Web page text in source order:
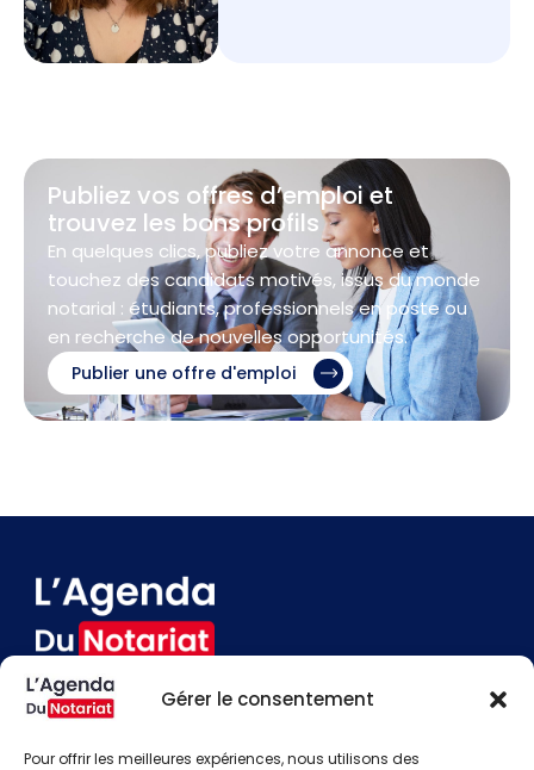
Gérer le consentement
Pour offrir les meilleures expériences, nous utilisons des
Publiez vos offres d’emploi et
trouvez les bons profils
En quelques clics, publiez votre annonce et
touchez des candidats motivés, issus du monde
notarial : étudiants, professionnels en poste ou
en recherche de nouvelles opportunités.
Publier une offre d'emploi
Contact